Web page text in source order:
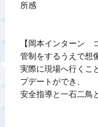
所感
【岡本インターン　
管制をするうえで想
実際に現場へ行くこ
プデートができ、
安全指導と一石二鳥